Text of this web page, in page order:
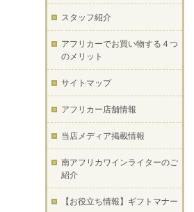
スタッフ紹介
アフリカーでお買い物する４つ
のメリット
サイトマップ
アフリカー店舗情報
当店メディア掲載情報
南アフリカワインライターのご
紹介
【お役立ち情報】ギフトマナー